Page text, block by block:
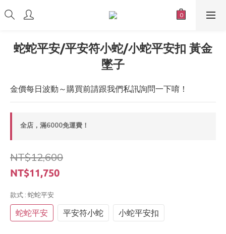
蛇蛇平安/平安符小蛇/小蛇平安扣 黃金
墜子
金價每日波動～購買前請跟我們私訊詢問一下唷！
全店，滿6000免運費！
NT$12,600
NT$11,750
款式 : 蛇蛇平安
蛇蛇平安 平安符小蛇 小蛇平安扣